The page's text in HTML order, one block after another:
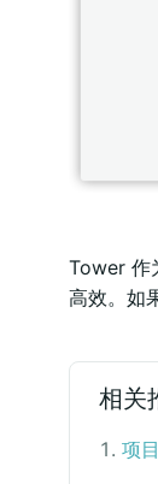
Tower 作
高效。如
相关
1 . 项